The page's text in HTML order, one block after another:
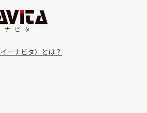
ーナビタ）とは？